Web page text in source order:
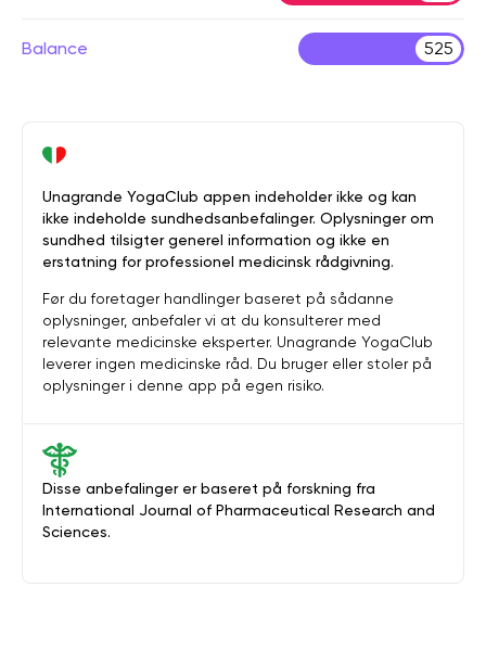
Balance 525
Disse anbefalinger er baseret på forskning fra
International Journal of Pharmaceutical Research and
Sciences.
Unagrande YogaClub appen indeholder ikke og kan
ikke indeholde sundhedsanbefalinger. Oplysninger om
sundhed tilsigter generel information og ikke en
erstatning for professionel medicinsk rådgivning.
Før du foretager handlinger baseret på sådanne
oplysninger, anbefaler vi at du konsulterer med
relevante medicinske eksperter. Unagrande YogaClub
leverer ingen medicinske råd. Du bruger eller stoler på
oplysninger i denne app på egen risiko.